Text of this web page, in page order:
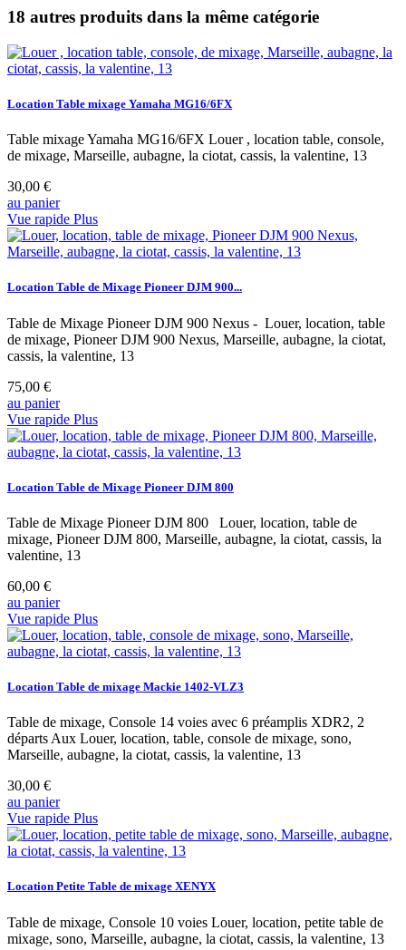
18 autres produits dans la même catégorie
Location Table mixage Yamaha MG16/6FX
Table mixage Yamaha MG16/6FX Louer , location table, console,
de mixage, Marseille, aubagne, la ciotat, cassis, la valentine, 13
30,00 €
au panier
Vue rapide Plus
Location Table de Mixage Pioneer DJM 900...
Table de Mixage Pioneer DJM 900 Nexus - Louer, location, table
de mixage, Pioneer DJM 900 Nexus, Marseille, aubagne, la ciotat,
cassis, la valentine, 13
75,00 €
au panier
Vue rapide Plus
Location Table de Mixage Pioneer DJM 800
Table de Mixage Pioneer DJM 800 Louer, location, table de
mixage, Pioneer DJM 800, Marseille, aubagne, la ciotat, cassis, la
valentine, 13
60,00 €
au panier
Vue rapide Plus
Location Table de mixage Mackie 1402-VLZ3
Table de mixage, Console 14 voies avec 6 préamplis XDR2, 2
départs Aux Louer, location, table, console de mixage, sono,
Marseille, aubagne, la ciotat, cassis, la valentine, 13
30,00 €
au panier
Vue rapide Plus
Location Petite Table de mixage XENYX
Table de mixage, Console 10 voies Louer, location, petite table de
mixage, sono, Marseille, aubagne, la ciotat, cassis, la valentine, 13